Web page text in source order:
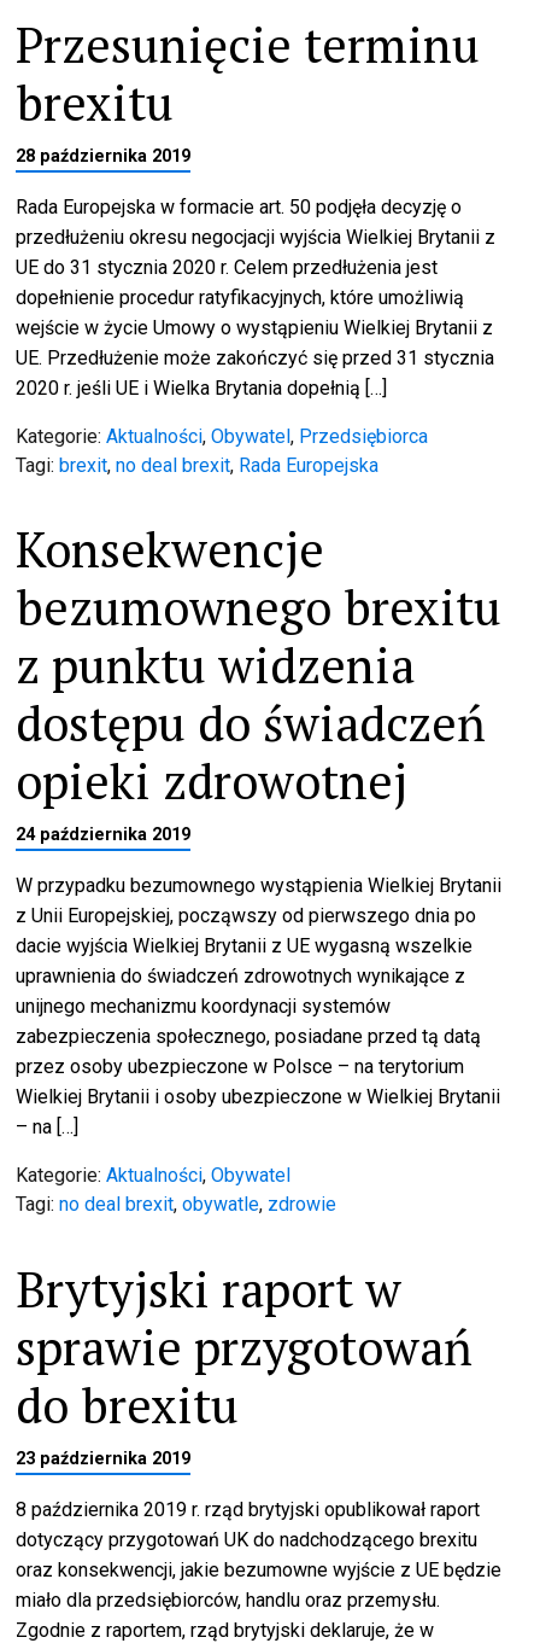
Przesunięcie terminu
brexitu
28 października 2019
Rada Europejska w formacie art. 50 podjęła decyzję o
przedłużeniu okresu negocjacji wyjścia Wielkiej Brytanii z
UE do 31 stycznia 2020 r. Celem przedłużenia jest
dopełnienie procedur ratyfikacyjnych, które umożliwią
wejście w życie Umowy o wystąpieniu Wielkiej Brytanii z
UE. Przedłużenie może zakończyć się przed 31 stycznia
2020 r. jeśli UE i Wielka Brytania dopełnią […]
Kategorie:Aktualności,Obywatel, Przedsiębiorca
Tagi:brexit,no deal brexit, Rada Europejska
Konsekwencje
bezumownego brexitu
z punktu widzenia
dostępu do świadczeń
opieki zdrowotnej
24 października 2019
W przypadku bezumownego wystąpienia Wielkiej Brytanii
z Unii Europejskiej, począwszy od pierwszego dnia po
dacie wyjścia Wielkiej Brytanii z UE wygasną wszelkie
uprawnienia do świadczeń zdrowotnych wynikające z
unijnego mechanizmu koordynacji systemów
zabezpieczenia społecznego, posiadane przed tą datą
przez osoby ubezpieczone w Polsce – na terytorium
Wielkiej Brytanii i osoby ubezpieczone w Wielkiej Brytanii
– na […]
Kategorie:Aktualności,Obywatel
Tagi:no deal brexit,obywatle, zdrowie
Brytyjski raport w
sprawie przygotowań
do brexitu
23 października 2019
8 października 2019 r. rząd brytyjski opublikował raport
dotyczący przygotowań UK do nadchodzącego brexitu
oraz konsekwencji, jakie bezumowne wyjście z UE będzie
miało dla przedsiębiorców, handlu oraz przemysłu.
Zgodnie z raportem, rząd brytyjski deklaruje, że w